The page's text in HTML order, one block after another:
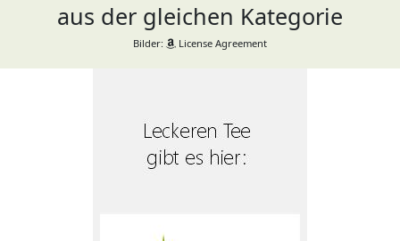
aus der gleichen Kategorie
Bilder: License Agreement